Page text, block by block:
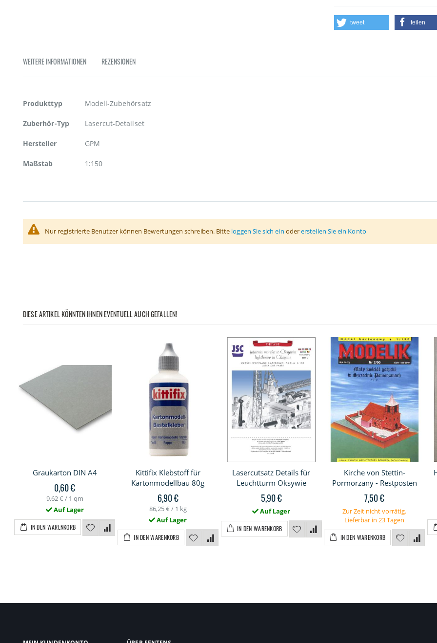
tweet teilen
WEITERE INFORMATIONEN REZENSIONEN
Weitere
Produkttyp Modell-Zubehörsatz
Zuberhör-Typ Lasercut-Detailset
Hersteller GPM
Maßstab 1:150
Nur registrierte Benutzer können Bewertungen schreiben. Bitte loggen Sie sich ein odererstellen Sie ein Konto
DIESE ARTIKEL KÖNNTEN IHNEN EVENTUELL AUCH GEFALLEN!
Graukarton DIN A4
0,60 €
9,62 € / 1 qm
Auf Lager
IN DEN WARENKORB
Kittifix Klebstoff für
Kartonmodellbau 80g
6,90 €
86,25 € / 1 kg
Auf Lager
IN DEN WARENKORB
Lasercutsatz Details für
Leuchtturm Oksywie
5,90 €
Auf Lager
IN DEN WARENKORB
Kirche von Stettin-
Pormorzany - Restposten
7,50 €
Zur Zeit nicht vorrätig.
Lieferbar in 23 Tagen
IN DEN WARENKORB